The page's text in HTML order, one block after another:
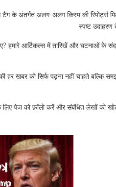
टैग के अंतर्गत अलग-अलग किस्म की रिपोर्ट्स
स्पष्ट उदाहरण
हमारे आर्टिकल्स में तारिखें और घटनाओं
खबर को सिर्फ पढ़ना नहीं चाहते बल्कि
पेज को फ़ॉलो करें और संबंधित लेखों को